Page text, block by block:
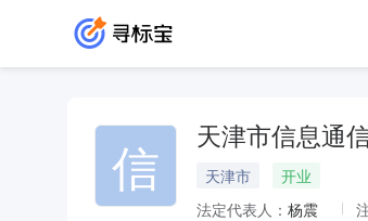
信 天津市信息通
天津市
开业
法定代表人： 杨震